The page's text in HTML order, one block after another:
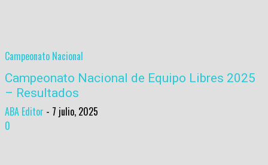
Campeonato Nacional
Campeonato Nacional de Equipo Libres 2025
– Resultados
ABA Editor - 7 julio, 2025
0